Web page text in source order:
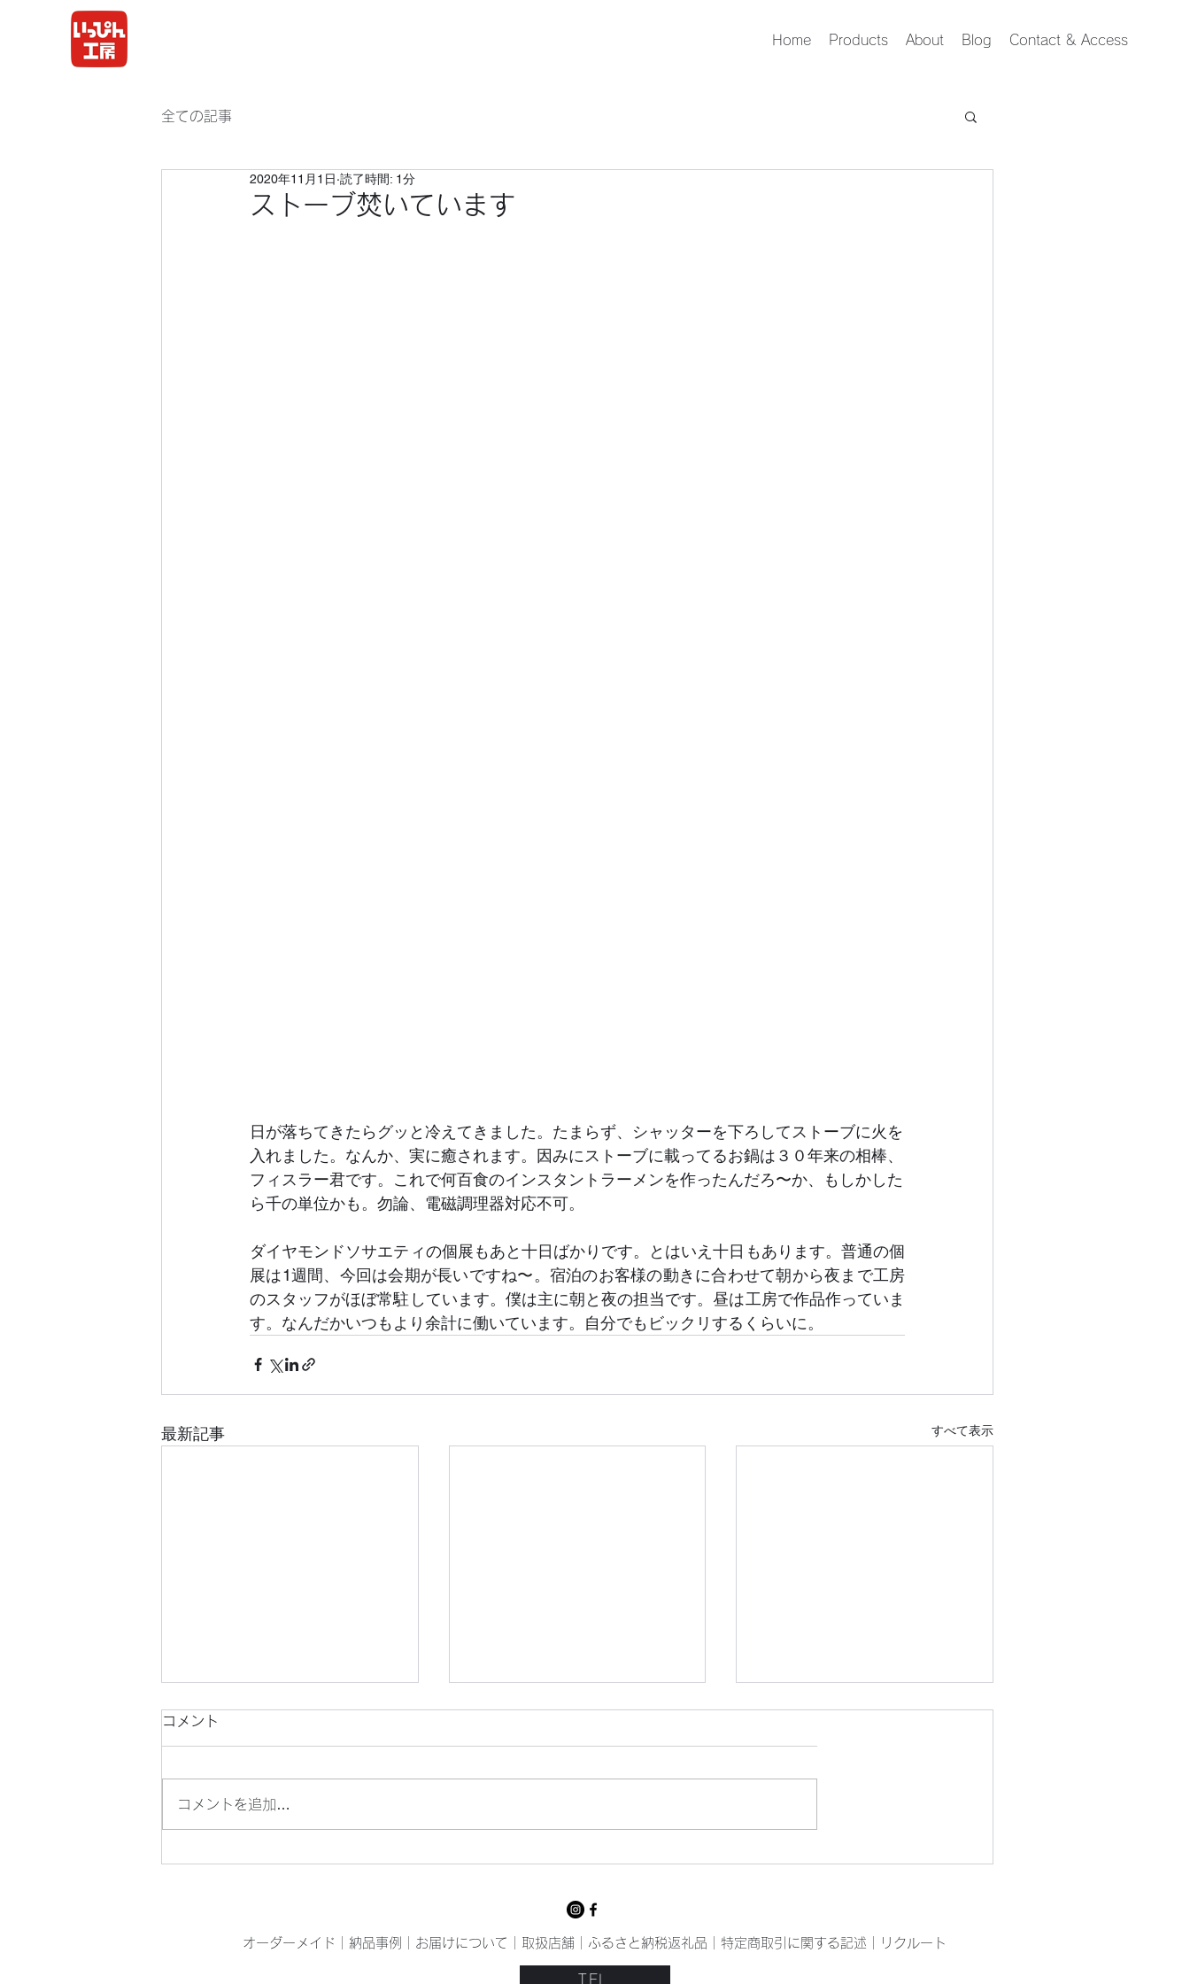
Home Products About Blog Contact & Access
全ての記事
ストーブ焚いています
2020年11月1日 読了時間: 1分
日が落ちてきたらグッと冷えてきました。たまらず、シャッターを下ろしてストーブに火を
入れました。なんか、実に癒されます。因みにストーブに載ってるお鍋は３０年来の相棒、
フィスラー君です。これで何百食のインスタントラーメンを作ったんだろ〜か、もしかした
ら千の単位かも。勿論、電磁調理器対応不可。
ダイヤモンドソサエティの個展もあと十日ばかりです。とはいえ十日もあります。普通の個
展は1週間、今回は会期が長いですね〜。宿泊のお客様の動きに合わせて朝から夜まで工房
のスタッフがほぼ常駐しています。僕は主に朝と夜の担当です。昼は工房で作品作っていま
す。なんだかいつもより余計に働いています。自分でもビックリするくらいに。
最新記事 すべて表示
目の青いオニヤンマを見つけ
コメント
コメントを追加…
オーダーメイド 納品事例 お届けについて 取扱店舗 ふるさと納税返礼品 特定商取引に関する記述 リクルート
TEL